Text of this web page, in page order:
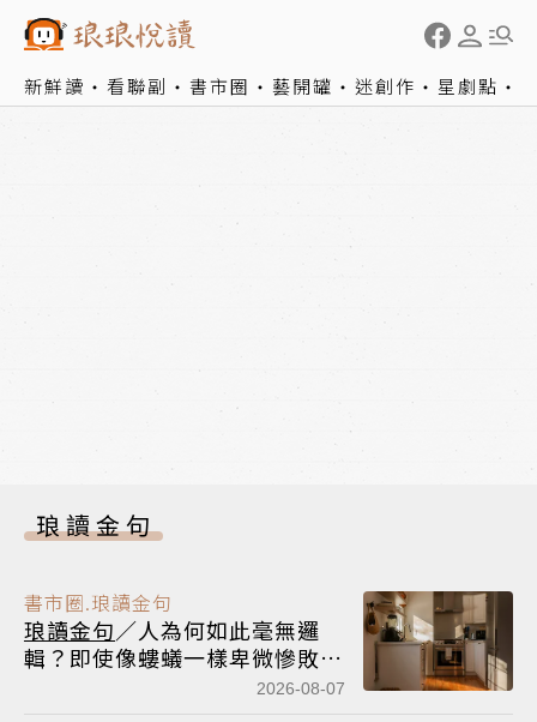
新鮮讀 看聯副 書市圈 藝開罐 迷創作 星劇點
琅讀金句
書市圈.琅讀金句
琅讀金句／人為何如此毫無邏
輯？即使像螻蟻一樣卑微慘敗，
2026-08-07